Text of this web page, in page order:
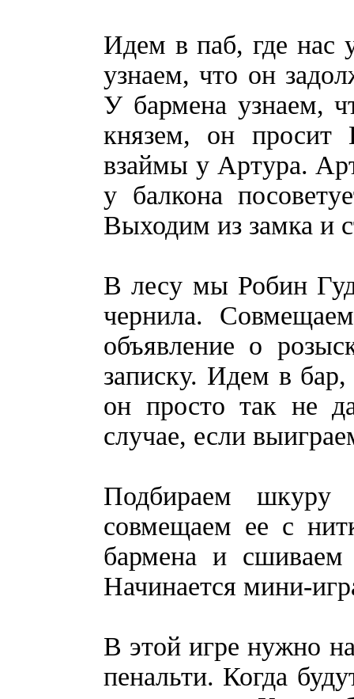
Идем в паб, где нас
узнаем, что он
У бармена узнаем,
князем, он просит
взаймы у Артура.
у балкона
Выходим из замка и
В лесу мы Робин
чернила.
объявление о
записку. Идем в
он просто так не
случае, если
Подбираем
совмещаем ее с
бармена и
Начинается мини-
В этой игре нужно
пенальти. Когда